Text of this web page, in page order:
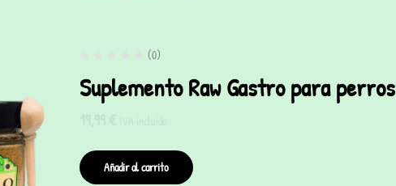
(0)
Suplemento Raw Gastro para perros
Añadir al carrito